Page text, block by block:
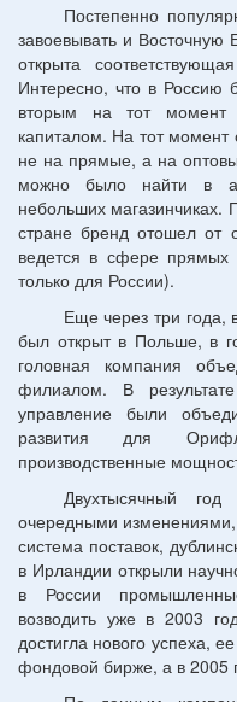
Постепенно
завоевывать и Восточную
открыта
Интересно, что в Россию
вторым на тот момент
капиталом. На тот момент
не на прямые, а на
можно было найти в
небольших магазинчиках.
стране бренд отошел от
ведется в сфере прямых
только для России).
Еще через три года,
был открыт в Польше, в
головная компания
филиалом. В
управление были
развития для
производственные
Двухтысячный
очередными
система поставок,
в Ирландии открыли
в России
возводить уже в 2003
достигла нового успеха,
фондовой бирже, а в 2005